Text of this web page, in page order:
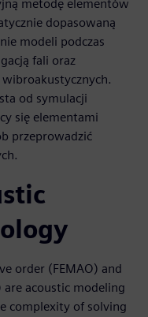
metodę elementów
dopasowaną
modeli podczas
fali oraz
od symulacji
się elementami
przeprowadzić
order (FEMAO) and
acoustic modeling
complexity of solving